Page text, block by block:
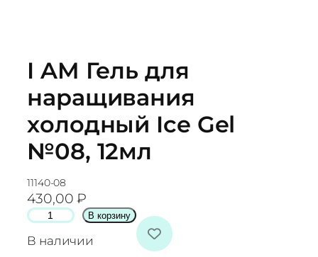
I AM Гель для
наращивания
холодный Ice Gel
№08, 12мл
11140-08
430,00₽
В наличии
К
о
В корзину